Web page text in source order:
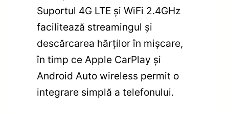
Suportul 4G LTE și WiFi 2.4GHz
facilitează streamingul și
descărcarea hărților în mișcare,
în timp ce Apple CarPlay și
Android Auto wireless permit o
integrare simplă a telefonului.